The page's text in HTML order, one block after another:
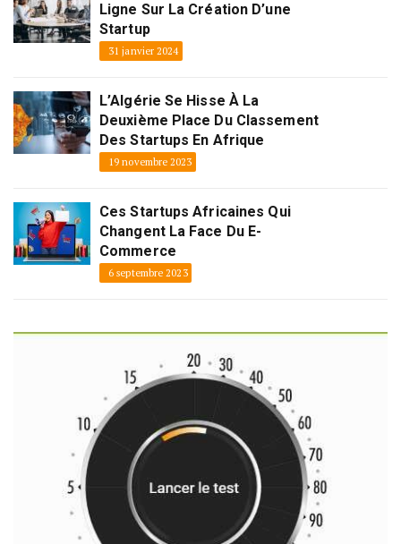
Ligne Sur La Création D’une
Startup
31 janvier 2024
L’Algérie Se Hisse À La
Deuxième Place Du Classement
Des Startups En Afrique
19 novembre 2023
Ces Startups Africaines Qui
Changent La Face Du E-
Commerce
6 septembre 2023